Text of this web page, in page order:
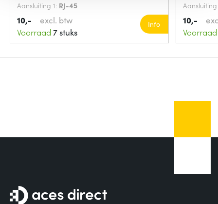
Aansluiting 1: RJ-45
10,-
excl. btw
Voorraad 7 stuks
Info 10,-
Voorraad